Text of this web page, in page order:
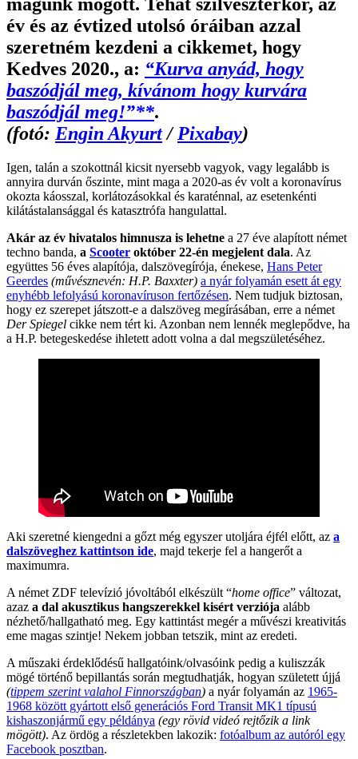
év és az évtized utolsó óráiban azzal
szeretném kezdeni a cikkemet, hogy
Kedves 2020., a: “Kurva anyád, hogy
baszódjál meg, kívánom hogy kurvára
baszódjál meg!”**.
(fotó: Engin Akyurt/ Pixabay)
Igen, talán a szokottnál kicsit nyersebb vagyok, vagy legalább is
annyira durván őszinte, mint maga a 2020-as év volt a koronavírus
okozta káosszal, korlátozásokkal és karaténnal, az esetenkénti
kilátástalansággal és katasztrófa hangulattal.
Akár az év hivatalos himnusza is lehetne a 27 éve alapított német
techno banda, a Scooter október 22-én megjelent dala. Az
együttes 56 éves alapítója, dalszövegírója, énekese, Hans Peter
Geerdes (művésznevén: H.P. Baxxter) a nyár folyamán esett át egy
enyhébb lefolyású koronavíruson fertőzésen. Nem tudjuk biztosan,
hogy ez szerepet játszott-e a dalszöveg megírásában, erre a német
Der Spiegel cikke nem tért ki. Azonban nem lennék meglepődve, ha
a H.P. betegeskedése ihletett adott volna a dal megszületéséhez.
Aki szeretné kiengedni a gőzt még egyszer utoljára éjfél előtt, az a
dalszöveghez kattintson ide, majd tekerje fel a hangerőt a
maximumra.
A német ZDF televízió jóvoltából elkészült “home office” változat,
azaz a dal akusztikus hangszerekkel kisért verziója alább
nézhető/hallgatható meg. Egy kattintást megér a művészi kreativitás
eme magas szintje! Nekem jobban tetszik, mint az eredeti.
A műszaki érdeklődésű hallgatóink/olvasóink pedig a kuliszzák
mögé történő bepillantás során megtudhatják, hogyan született újjá
(tippem szerint valahol Finnországban) a nyár folyamán az 1965-
1968 között gyártott első generációs Ford Transit MK1 típusú
kishaszonjármű egy példánya (egy rövid videó rejtőzik a link
mögött). Az ördög a részletekben lakozik: fotóalbum az autóról egy
Facebook posztban.